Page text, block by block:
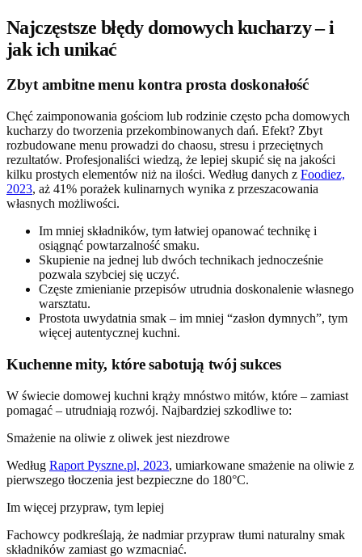
Najczęstsze błędy domowych kucharzy – i
jak ich unikać
Zbyt ambitne menu kontra prosta doskonałość
Chęć zaimponowania gościom lub rodzinie często pcha domowych
kucharzy do tworzenia przekombinowanych dań. Efekt? Zbyt
rozbudowane menu prowadzi do chaosu, stresu i przeciętnych
rezultatów. Profesjonaliści wiedzą, że lepiej skupić się na jakości
kilku prostych elementów niż na ilości. Według danych z Foodiez,
2023, aż 41% porażek kulinarnych wynika z przeszacowania
własnych możliwości.
Im mniej składników, tym łatwiej opanować technikę i
osiągnąć powtarzalność smaku.
Skupienie na jednej lub dwóch technikach jednocześnie
pozwala szybciej się uczyć.
Częste zmienianie przepisów utrudnia doskonalenie własnego
warsztatu.
Prostota uwydatnia smak – im mniej “zasłon dymnych”, tym
więcej autentycznej kuchni.
Kuchenne mity, które sabotują twój sukces
W świecie domowej kuchni krąży mnóstwo mitów, które – zamiast
pomagać – utrudniają rozwój. Najbardziej szkodliwe to:
Smażenie na oliwie z oliwek jest niezdrowe
Według Raport Pyszne.pl, 2023, umiarkowane smażenie na oliwie z
pierwszego tłoczenia jest bezpieczne do 180°C.
Im więcej przypraw, tym lepiej
Fachowcy podkreślają, że nadmiar przypraw tłumi naturalny smak
składników zamiast go wzmacniać.